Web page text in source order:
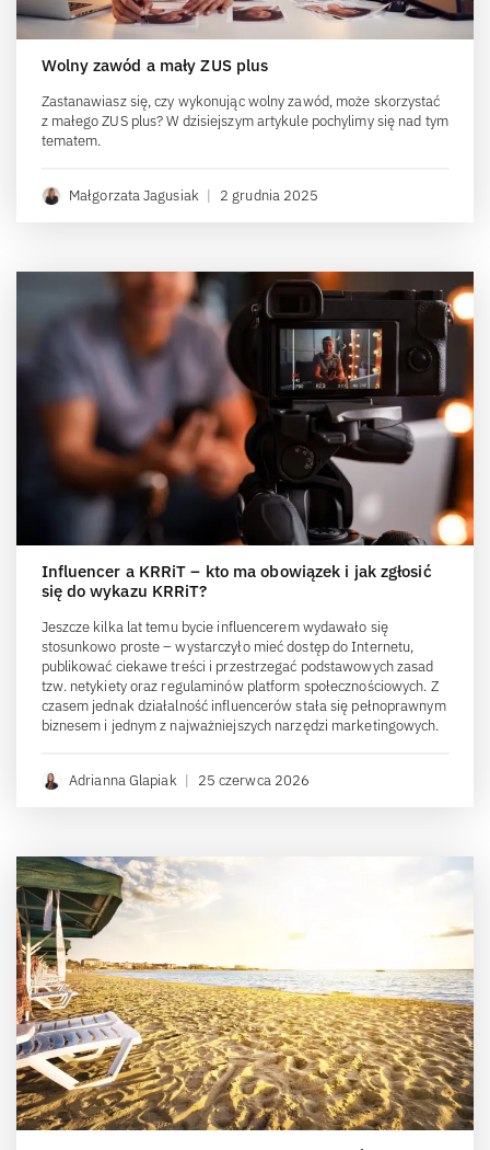
Wolny zawód a mały ZUS plus
Zastanawiasz się, czy wykonując wolny zawód, może skorzystać
z małego ZUS plus? W dzisiejszym artykule pochylimy się nad tym
tematem.
Małgorzata Jagusiak | 2 grudnia 2025
Influencer a KRRiT – kto ma obowiązek i jak zgłosić
się do wykazu KRRiT?
Jeszcze kilka lat temu bycie influencerem wydawało się
stosunkowo proste – wystarczyło mieć dostęp do Internetu,
publikować ciekawe treści i przestrzegać podstawowych zasad
tzw. netykiety oraz regulaminów platform społecznościowych. Z
czasem jednak działalność influencerów stała się pełnoprawnym
biznesem i jednym z najważniejszych narzędzi marketingowych.
Adrianna Glapiak | 25 czerwca 2026